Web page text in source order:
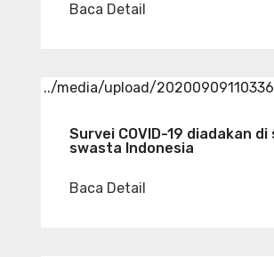
Baca Detail
../media/upload/
Survei COVID-19 diadakan
swasta Indonesia
Baca Detail